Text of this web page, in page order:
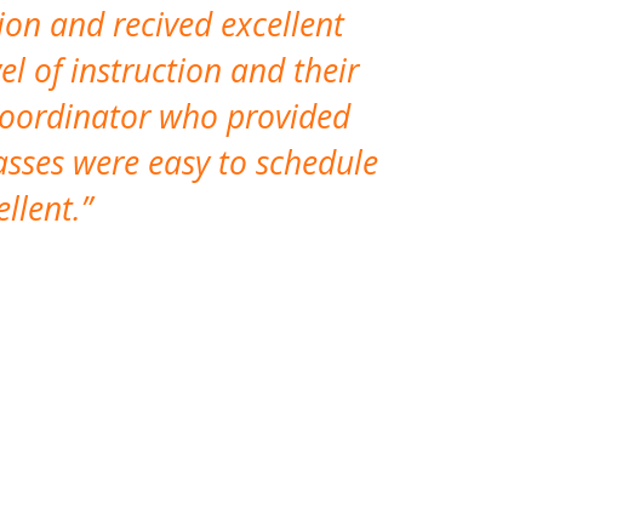
and recived excellent
of instruction and their
who provided
were easy to schedule